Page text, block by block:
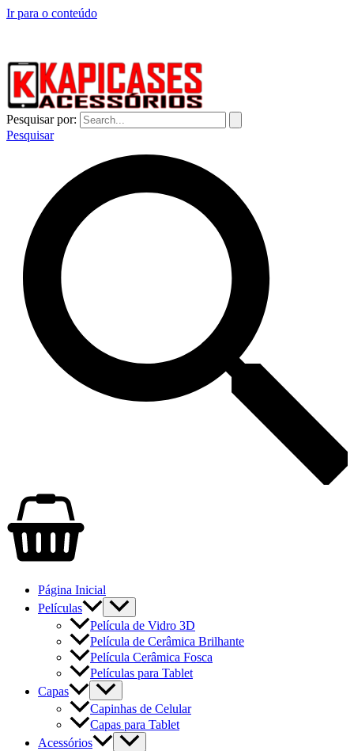
Ir para o conteúdo
Pesquisar por:
Pesquisar
Página Inicial
Películas
Película de Vidro 3D
Película de Cerâmica Brilhante
Película Cerâmica Fosca
Películas para Tablet
Capas
Capinhas de Celular
Capas para Tablet
Acessórios